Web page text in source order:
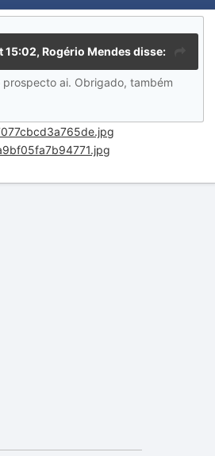
15:02, Rogério Mendes disse:
ai. Obrigado, também